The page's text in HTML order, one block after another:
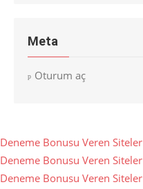
Meta
Oturum aç
Deneme Bonusu Veren Siteler
Deneme Bonusu Veren Siteler
Deneme Bonusu Veren Siteler